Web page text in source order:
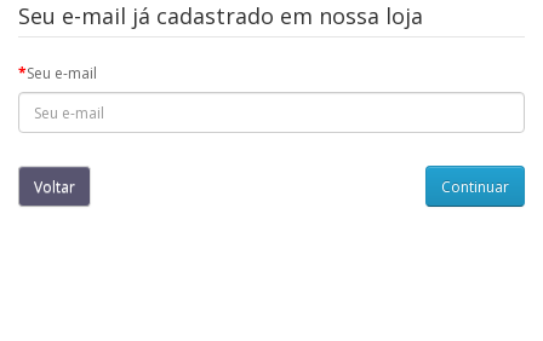
Seu e-mail já cadastrado em nossa loja
Seu e-mail
Voltar